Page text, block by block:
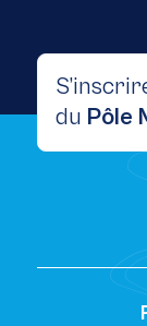
du Pôle